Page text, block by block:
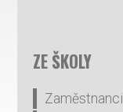
ZE ŠKOLY
Zaměstnanci